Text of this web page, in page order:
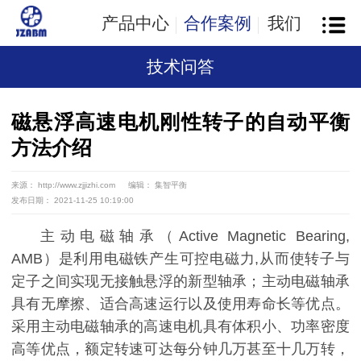
产品中心 合作案例 我们
技术问答
磁悬浮高速电机刚性转子的自动平衡
方法介绍
来源： http://www.zjjizhi.com
编辑： 集智平衡
发布日期： 2021-11-25 10:19:00
主动电磁轴承（Active Magnetic Bearing,
AMB）是利用电磁铁产生可控电磁力,从而使转子与
定子之间实现无接触悬浮的新型轴承；主动电磁轴承
具有无摩擦、适合高速运行以及使用寿命长等优点。
采用主动电磁轴承的高速电机具有体积小、功率密度
高等优点，额定转速可达每分钟几万甚至十几万转，